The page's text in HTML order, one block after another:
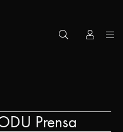
Prensa